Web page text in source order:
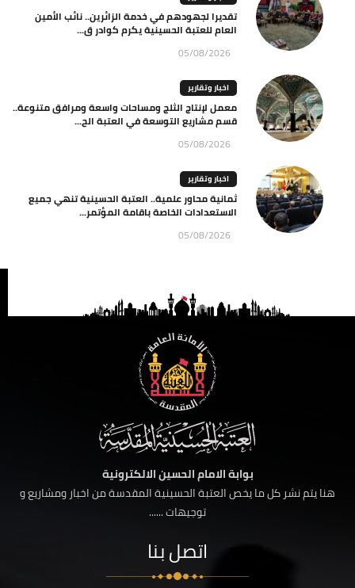
تقديرا لجهودهم في خدمة الزائرين.. نائب الأمين
العام للعتبة الحسينية يكرم كوادر ق...
05/08/2026
اخبار وتقارير
معمل لإنتاج الثلج ومساحات واسعة ومرافق متنوعة..
قسم مشاريع التوسعة في العتبة الح...
05/08/2026
اخبار وتقارير
ثمانية محاور علمية.. العتبة الحسينية تنهي جميع
الاستعدادات الخاصة باقامة المؤتمر...
05/08/2026
بوابة الامام الحسين الالكترونية
هنا يتم نشر كل ما يخص العتبة الحسينية المقدسة من اخبار ومشاريع و
توجيهات ......
اتصل بنا